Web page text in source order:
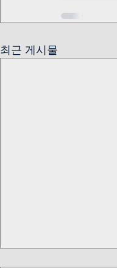
최근 게시물